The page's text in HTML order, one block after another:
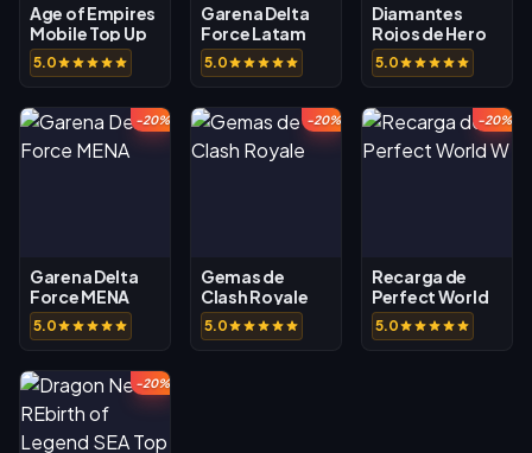
Age of Empires
Mobile Top Up
5.0
Garena Delta
Force Latam
5.0
Diamantes
Rojos de Hero
Clash
5.0
-20%
Garena Delta
Force MENA
5.0
-20%
Gemas de
Clash Royale
5.0
-20%
Recarga de
Perfect World
W
5.0
-20%